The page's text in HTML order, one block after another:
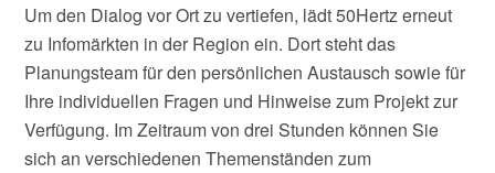
Um den Dialog vor Ort zu vertiefen, lädt 50Hertz erneut
zu Infomärkten in der Region ein. Dort steht das
Planungsteam für den persönlichen Austausch sowie für
Ihre individuellen Fragen und Hinweise zum Projekt zur
Verfügung. Im Zeitraum von drei Stunden können Sie
sich an verschiedenen Themenständen zum